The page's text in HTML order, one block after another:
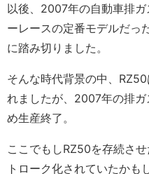
以後、2007年の自動車排
ーレースの定番モデルだっ
に踏み切りました。
そんな時代背景の中、
れましたが、2007年の排
め生産終了。
ここでもしRZ50を存続さ
トローク化されていたかも